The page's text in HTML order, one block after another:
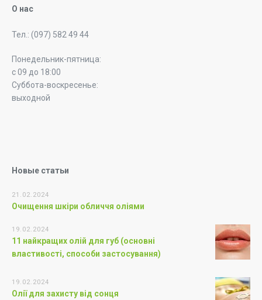
О нас
Тел.: (097) 582 49 44
Понедельник-пятница:
с 09 до 18:00
Суббота-воскресенье:
выходной
Новые статьи
21.02.2024
Очищення шкіри обличчя оліями
19.02.2024
11 найкращих олій для губ (основні
властивості, способи застосування)
19.02.2024
Олії для захисту від сонця